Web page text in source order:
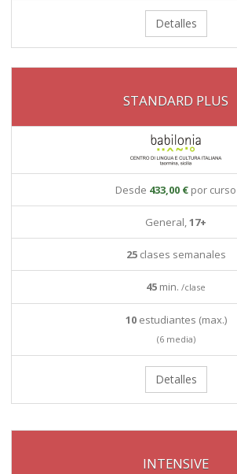
Detalles
STANDARD PLUS
Desde 433,00 € por curso
General,17+
25clases semanales
45 min. /clase
10estudiantes (max.)
(6 media)
Detalles
INTENSIVE